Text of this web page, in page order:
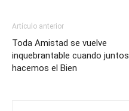
Artículo anterior
Toda Amistad se vuelve
inquebrantable cuando juntos
hacemos el Bien